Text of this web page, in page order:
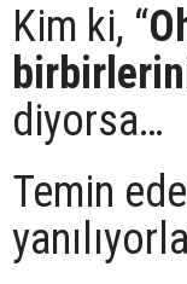
Kim ki, “
diyorsa…
Temin